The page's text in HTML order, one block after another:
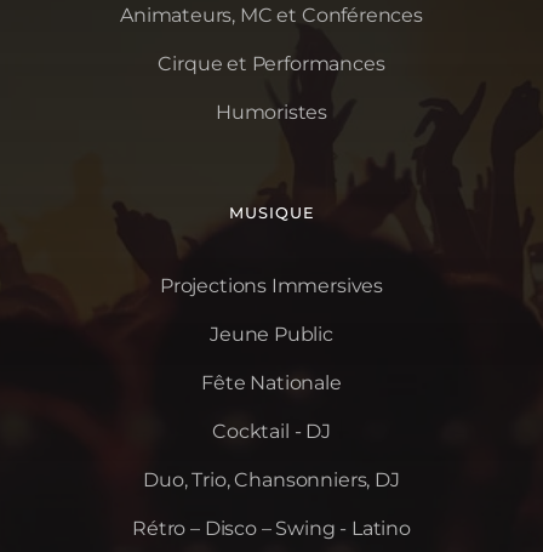
Animateurs, MC et Conférences
Cirque et Performances
Humoristes
MUSIQUE
Projections Immersives
Jeune Public
Fête Nationale
Cocktail - DJ
Duo, Trio, Chansonniers, DJ
Rétro – Disco – Swing - Latino